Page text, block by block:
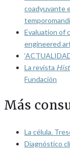
coadyuvante
Evaluation of
engineered
La revista
Fundación
Más
La célula.
Diagnóstico